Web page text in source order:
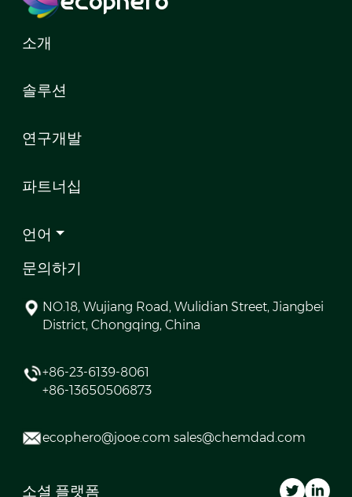
소개
솔루션
연구개발
파트너십
언어
문의하기
NO.18, Wujiang Road, Wulidian Street, Jiangbei
District, Chongqing, China
+86-23-6139-8061
+86-13650506873
ecophero@jooe.com sales@chemdad.com
소셜 플랫폼